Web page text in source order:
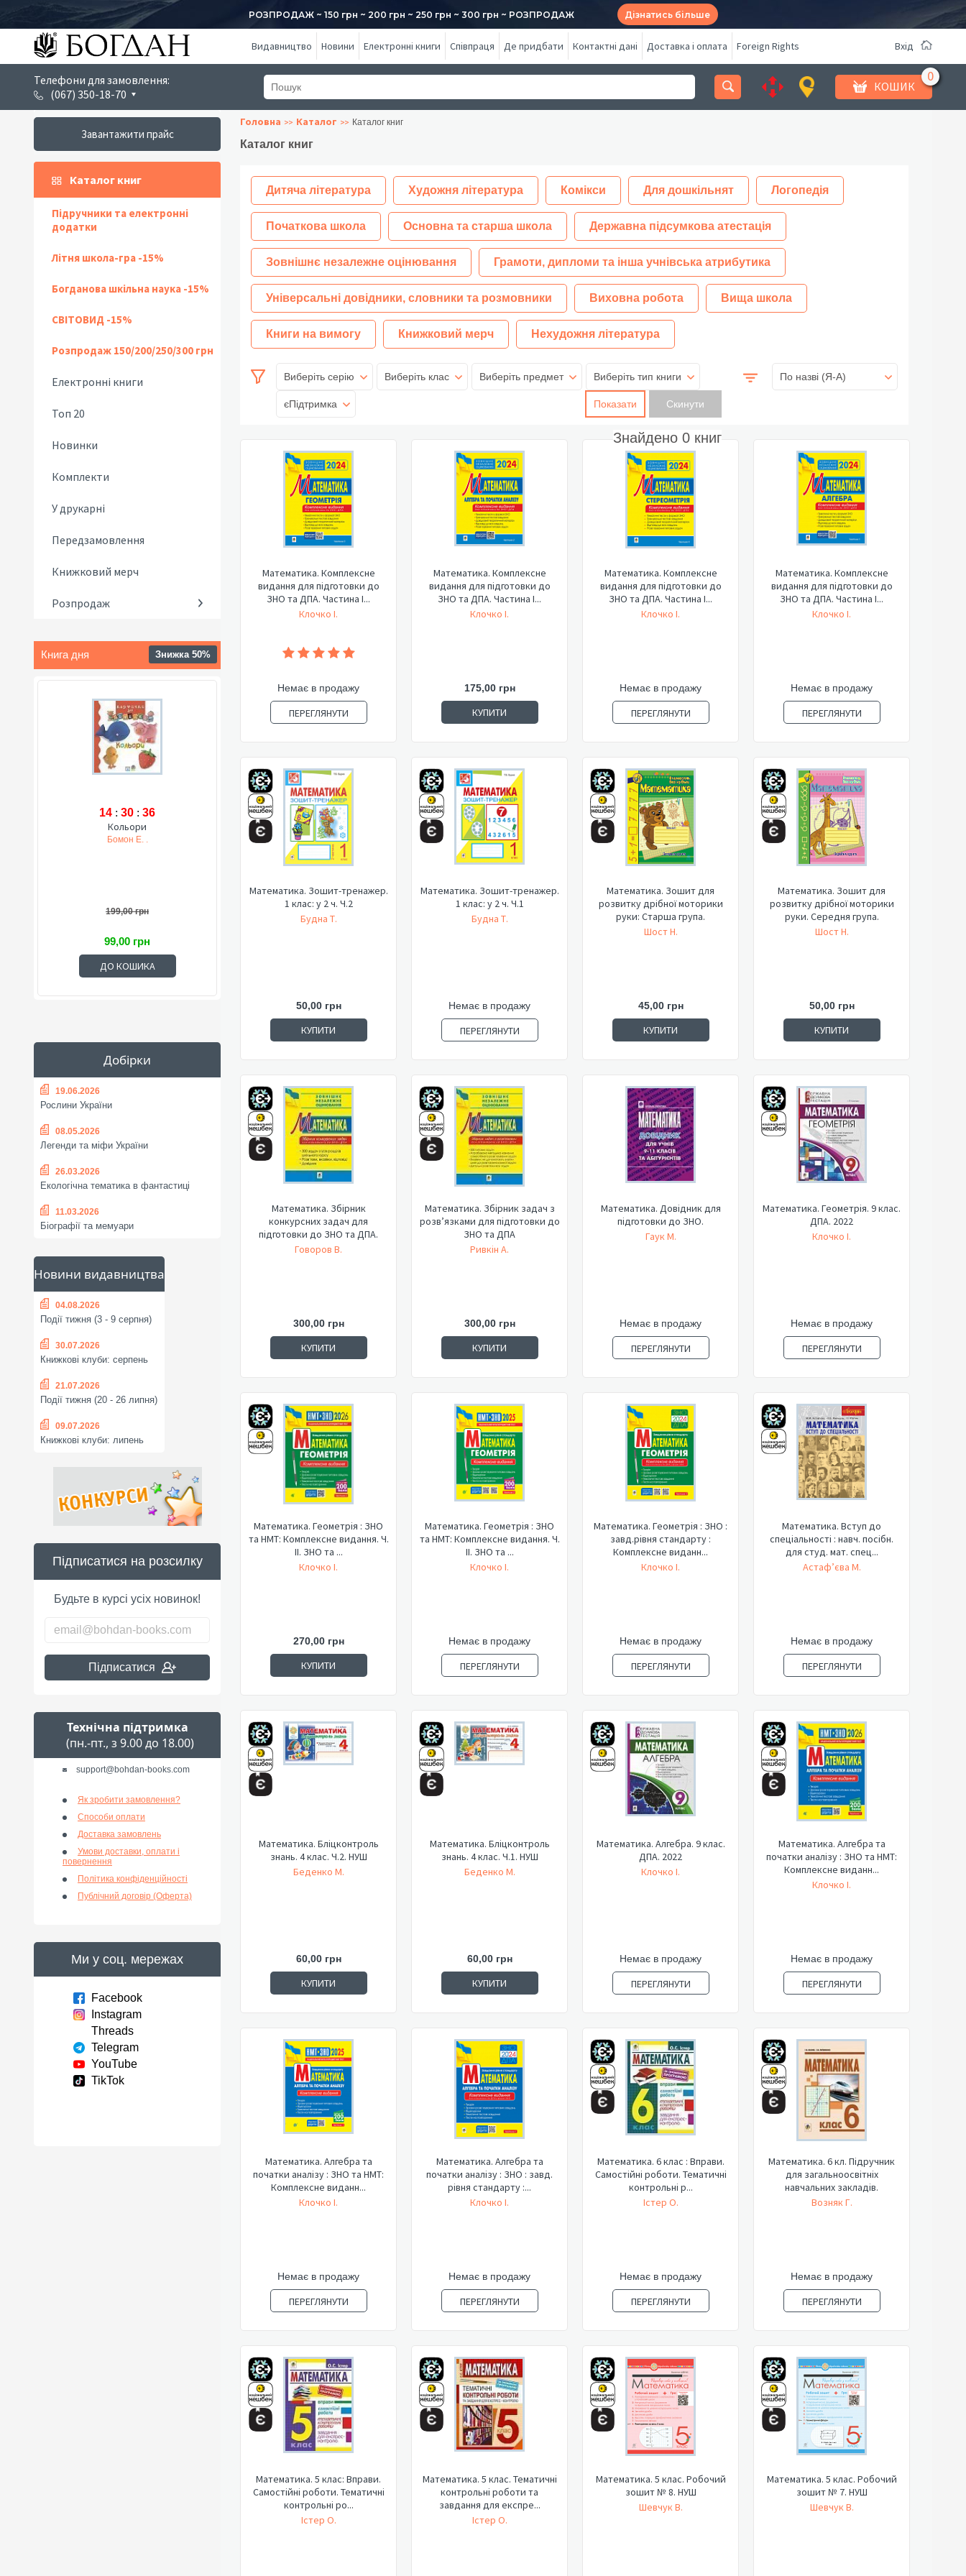
РОЗПРОДАЖ ~ 150 грн ~ 200 грн ~ 250 грн ~ 300 грн ~ РОЗПРОДАЖ Дізнатись більше
Видавництво Новини Електронні книги Співпраця Де придбати Контактні дані Доставка і оплата Foreign Rights Вхід
Телефони для замовлення:
(067) 350-18-70
КОШИК
Завантажити прайс
Каталог книг
Підручники та електронні
додатки
Літня школа-гра -15%
Богданова шкільна наука -15%
СВІТОВИД -15%
Розпродаж 150/200/250/300 грн
Електронні книги
Топ 20
Новинки
Комплекти
У друкарні
Передзамовлення
Книжковий мерч
Розпродаж
Книга дня Знижка 50%
14 : 30 : 35
Кольори
Бомон Е. .
199,00 грн
99,00 грн
ДО КОШИКА
Добірки
19.06.2026
Рослини України
08.05.2026
Легенди та міфи України
26.03.2026
Екологічна тематика в фантастиці
11.03.2026
Біографії та мемуари
Новини видавництва
04.08.2026
Події тижня (3 - 9 серпня)
30.07.2026
Книжкові клуби: серпень
21.07.2026
Події тижня (20 - 26 липня)
09.07.2026
Книжкові клуби: липень
Підписатися на розсилку
Будьте в курсі усіх новинок!
Підписатися
Технічна підтримка
(пн.-пт., з 9.00 до 18.00)
support@bohdan-books.com
Як зробити замовлення?
Способи оплати
Доставка замовлень
Умови доставки, оплати і
повернення
Політика конфіденційності
Публічний договір (Оферта)
Ми у соц. мережах
Facebook
Instagram
Threads
Telegram
YouTube
TikTok
Головна Каталог Каталог книг
Каталог книг
Дитяча література Художня література Комікси Для дошкільнят Логопедія
Початкова школа Основна та старша школа Державна підсумкова атестація
Зовнішнє незалежне оцінювання Грамоти, дипломи та інша учнівська атрибутика
Універсальні довідники, словники та розмовники Виховна робота Вища школа
Книги на вимогу Книжковий мерч Нехудожня література
Виберіть серію Виберіть клас Виберіть предмет Виберіть тип книги
єПідтримка Показати
Знайдено 0 книг
По назві (Я-А)
Математика. Комплексне
видання для підготовки до
ЗНО та ДПА. Частина І...
Клочко І.
Немає в продажу
ПЕРЕГЛЯНУТИ
Математика. Комплексне
видання для підготовки до
ЗНО та ДПА. Частина І...
Клочко І.
175,00 грн
КУПИТИ
Математика. Комплексне
видання для підготовки до
ЗНО та ДПА. Частина І...
Клочко І.
Немає в продажу
ПЕРЕГЛЯНУТИ
Математика. Комплексне
видання для підготовки до
ЗНО та ДПА. Частина І...
Клочко І.
Немає в продажу
ПЕРЕГЛЯНУТИ
Математика. Зошит-тренажер.
1 клас: у 2 ч. Ч.2
Будна Т.
50,00 грн
КУПИТИ
Математика. Зошит-тренажер.
1 клас: у 2 ч. Ч.1
Будна Т.
Немає в продажу
ПЕРЕГЛЯНУТИ
Математика. Зошит для
розвитку дрібної моторики
руки: Старша група.
Шост Н.
45,00 грн
КУПИТИ
Математика. Зошит для
розвитку дрібної моторики
руки. Середня група.
Шост Н.
50,00 грн
КУПИТИ
Математика. Збірник
конкурсних задач для
підготовки до ЗНО та ДПА.
Говоров В.
300,00 грн
КУПИТИ
Математика. Збірник задач з
розв’язками для підготовки до
ЗНО та ДПА
Ривкін А.
300,00 грн
КУПИТИ
Математика. Довідник для
підготовки до ЗНО.
Гаук М.
Немає в продажу
ПЕРЕГЛЯНУТИ
Математика. Геометрія. 9 клас.
ДПА. 2022
Клочко І.
Немає в продажу
ПЕРЕГЛЯНУТИ
Математика. Геометрія : ЗНО
та НМТ: Комплексне видання. Ч.
ІІ. ЗНО та ...
Клочко І.
270,00 грн
КУПИТИ
Математика. Геометрія : ЗНО
та НМТ: Комплексне видання. Ч.
ІІ. ЗНО та ...
Клочко І.
Немає в продажу
ПЕРЕГЛЯНУТИ
Математика. Геометрія : ЗНО :
завд.рівня стандарту :
Комплексне виданн...
Клочко І.
Немає в продажу
ПЕРЕГЛЯНУТИ
Математика. Вступ до
спеціальності : навч. посібн.
для студ. мат. спец...
Астаф’єва М.
Немає в продажу
ПЕРЕГЛЯНУТИ
Математика. Бліцконтроль
знань. 4 клас. Ч.2. НУШ
Беденко М.
60,00 грн
КУПИТИ
Математика. Бліцконтроль
знань. 4 клас. Ч.1. НУШ
Беденко М.
60,00 грн
КУПИТИ
Математика. Алгебра. 9 клас.
ДПА. 2022
Клочко І.
Немає в продажу
ПЕРЕГЛЯНУТИ
Математика. Алгебра та
початки аналізу : ЗНО та НМТ:
Комплексне виданн...
Клочко І.
Немає в продажу
ПЕРЕГЛЯНУТИ
Математика. Алгебра та
початки аналізу : ЗНО та НМТ:
Комплексне виданн...
Клочко І.
Немає в продажу
ПЕРЕГЛЯНУТИ
Математика. Aлгебра та
початки аналізу : ЗНО : завд.
рівня стандарту :...
Клочко І.
Немає в продажу
ПЕРЕГЛЯНУТИ
Математика. 6 клас : Вправи.
Самостійні роботи. Тематичні
контрольні р...
Істер О.
Немає в продажу
ПЕРЕГЛЯНУТИ
Математика. 6 кл. Підручник
для загальноосвітніх
навчальних закладів.
Возняк Г.
Немає в продажу
ПЕРЕГЛЯНУТИ
Математика. 5 клас: Вправи.
Самостійні роботи. Тематичні
контрольні ро...
Істер О.
Математика. 5 клас. Тематичні
контрольні роботи та
завдання для експре...
Істер О.
Математика. 5 клас. Робочий
зошит № 8. НУШ
Шевчук В.
Математика. 5 клас. Робочий
зошит № 7. НУШ
Шевчук В.